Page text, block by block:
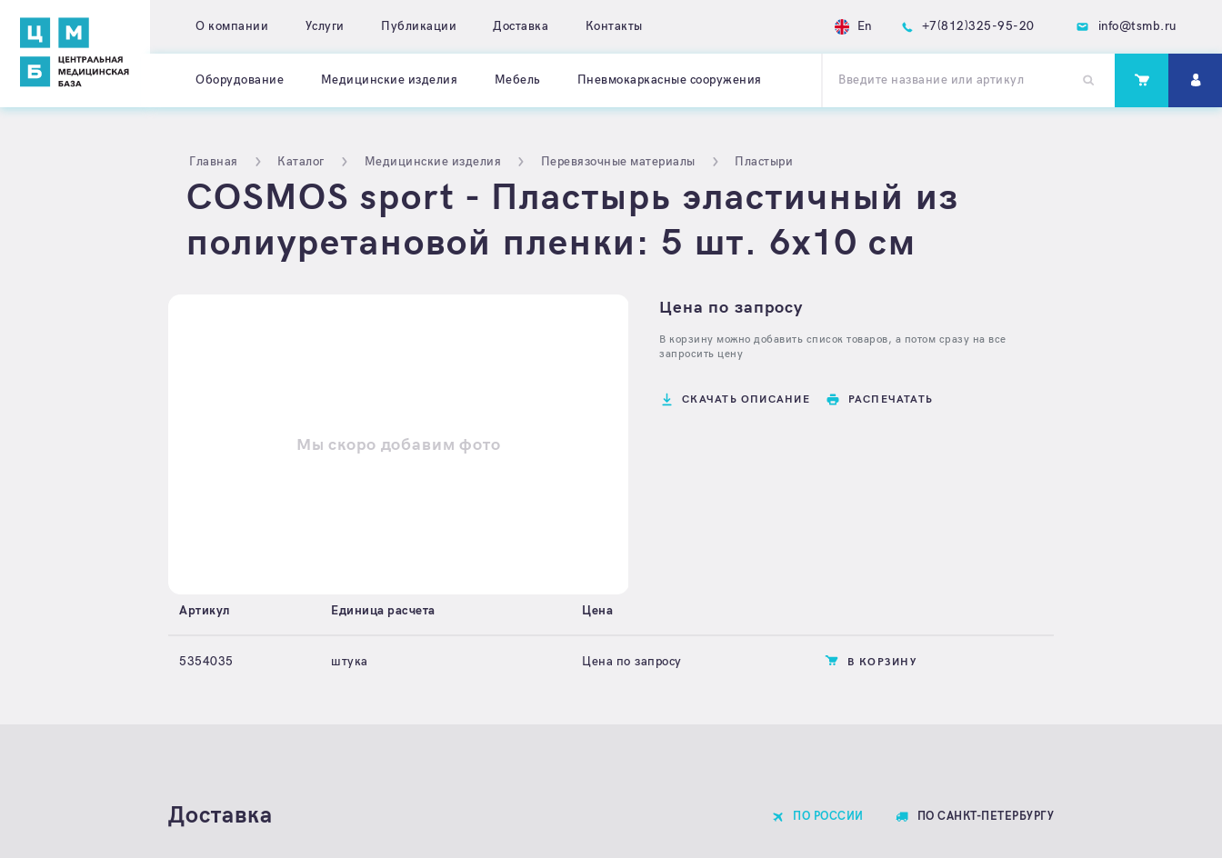
О компании Услуги Публикации Доставка Контакты En +7(812)325-95-20 info@tsmb.ru
Оборудование Медицинские изделия Мебель Пневмокаркасные сооружения
Главная Каталог Медицинские изделия Перевязочные материалы Пластыри
COSMOS sport - Пластырь эластичный из
полиуретановой пленки: 5 шт. 6х10 см
Мы скоро добавим фото
Цена по запросу
В корзину можно добавить список товаров, а потом сразу на все
запросить цену
СКАЧАТЬ ОПИСАНИЕ РАСПЕЧАТАТЬ
Артикул Единица расчета Цена
5354035 штука Цена по запросу В КОРЗИНУ
ПО РОССИИ ПО САНКТ-ПЕТЕРБУРГУ
Доставка